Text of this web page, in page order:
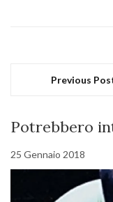
Previous
Potrebbero
25 Gennaio 2018